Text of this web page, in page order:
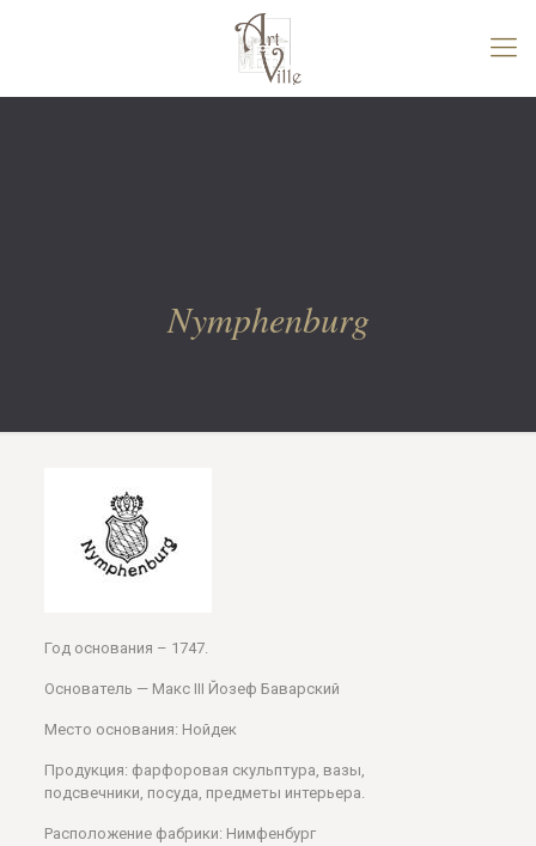
Nymphenburg
Год основания – 1747.
Основатель — Макс III Йозеф Баварский
Место основания: Нойдек
Продукция: фарфоровая скульптура, вазы,
подсвечники, посуда, предметы интерьера.
Расположение фабрики: Нимфенбург